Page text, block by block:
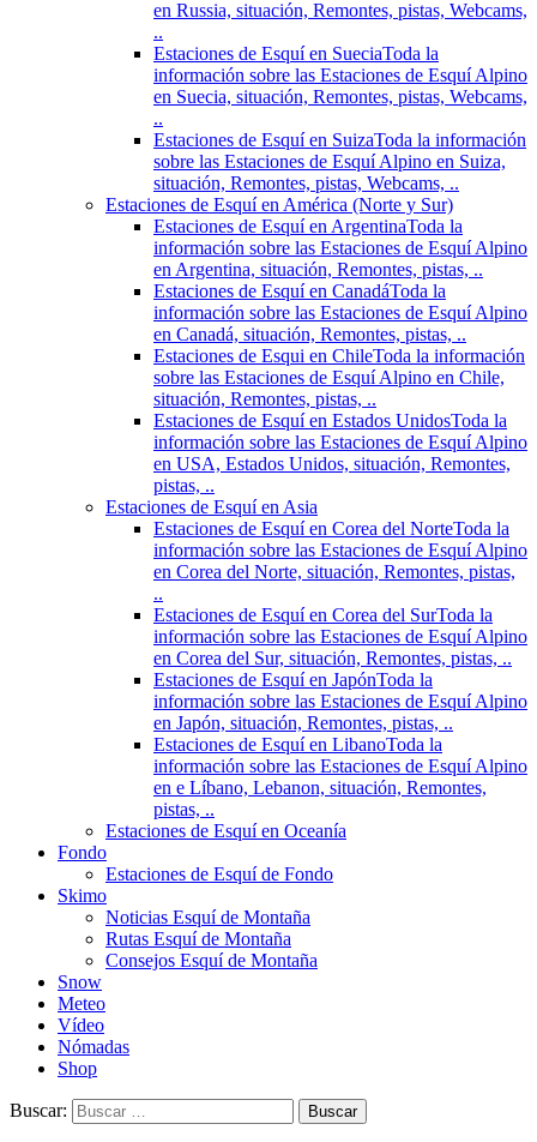
en Russia, situación, Remontes, pistas, Webcams,
..
Estaciones de Esquí en SueciaToda la
información sobre las Estaciones de Esquí Alpino
en Suecia, situación, Remontes, pistas, Webcams,
..
Estaciones de Esquí en SuizaToda la información
sobre las Estaciones de Esquí Alpino en Suiza,
situación, Remontes, pistas, Webcams, ..
Estaciones de Esquí en América (Norte y Sur)
Estaciones de Esquí en ArgentinaToda la
información sobre las Estaciones de Esquí Alpino
en Argentina, situación, Remontes, pistas, ..
Estaciones de Esquí en CanadáToda la
información sobre las Estaciones de Esquí Alpino
en Canadá, situación, Remontes, pistas, ..
Estaciones de Esqui en ChileToda la información
sobre las Estaciones de Esquí Alpino en Chile,
situación, Remontes, pistas, ..
Estaciones de Esquí en Estados UnidosToda la
información sobre las Estaciones de Esquí Alpino
en USA, Estados Unidos, situación, Remontes,
pistas, ..
Estaciones de Esquí en Asia
Estaciones de Esquí en Corea del NorteToda la
información sobre las Estaciones de Esquí Alpino
en Corea del Norte, situación, Remontes, pistas,
..
Estaciones de Esquí en Corea del SurToda la
información sobre las Estaciones de Esquí Alpino
en Corea del Sur, situación, Remontes, pistas, ..
Estaciones de Esquí en JapónToda la
información sobre las Estaciones de Esquí Alpino
en Japón, situación, Remontes, pistas, ..
Estaciones de Esquí en LibanoToda la
información sobre las Estaciones de Esquí Alpino
en e Líbano, Lebanon, situación, Remontes,
pistas, ..
Estaciones de Esquí en Oceanía
Fondo
Estaciones de Esquí de Fondo
Skimo
Noticias Esquí de Montaña
Rutas Esquí de Montaña
Consejos Esquí de Montaña
Snow
Meteo
Vídeo
Nómadas
Shop
Buscar: